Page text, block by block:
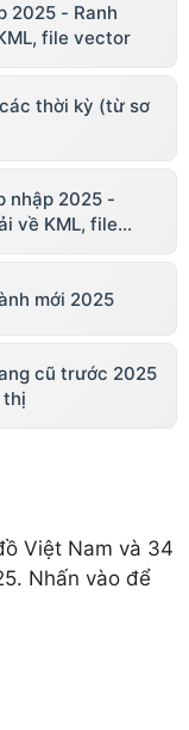
2025 - Ranh
file vector
thời kỳ (từ sơ
nhập 2025 -
về KML, file
mới 2025
cũ trước 2025
thị
Việt Nam và 34
Nhấn vào để